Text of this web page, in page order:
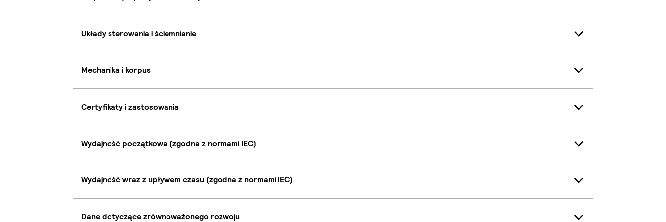
Układy sterowania i ściemnianie
Mechanika i korpus
Certyfikaty i zastosowania
Wydajność początkowa (zgodna z normami IEC)
Wydajność wraz z upływem czasu (zgodna z normami IEC)
Dane dotyczące zrównoważonego rozwoju